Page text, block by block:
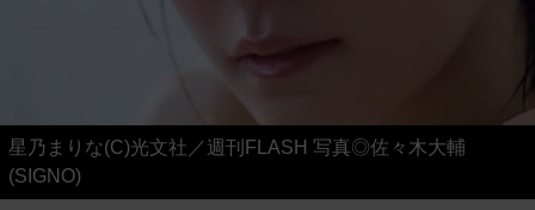
星乃まりな(C)光文社／週刊FLASH 写真◎佐々木大輔
(SIGNO)